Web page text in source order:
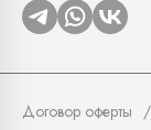
Договор оферты